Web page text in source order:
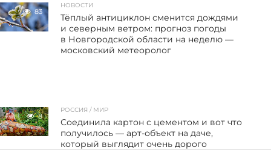
83
НОВОСТИ
Тёплый антициклон сменится дождями
и северным ветром: прогноз погоды
в Новгородской области на неделю —
московский метеоролог
8
РОССИЯ / МИР
Соединила картон с цементом и вот что
получилось — арт-объект на даче,
который выглядит очень дорого